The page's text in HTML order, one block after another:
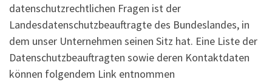
datenschutzrechtlichen Fragen ist der
Landesdatenschutzbeauftragte des Bundeslandes, in
dem unser Unternehmen seinen Sitz hat. Eine Liste der
Datenschutzbeauftragten sowie deren Kontaktdaten
können folgendem Link entnommen